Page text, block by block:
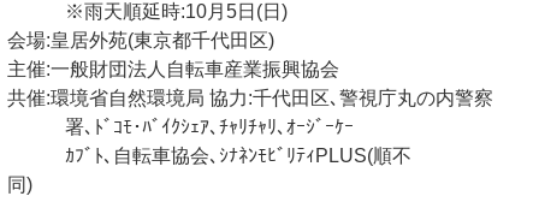
※雨天順延時:10月5日(日)
会場:皇居外苑(東京都千代田区)
主催:一般財団法人自転車産業振興協会
共催:環境省自然環境局 協力:千代田区､警視庁丸の内警察
署､ﾄﾞｺﾓ･ﾊﾞｲｸｼｪｱ､ﾁｬﾘﾁｬﾘ､ｵｰｼﾞｰｹｰ
ｶﾌﾞﾄ､自転車協会､ｼﾅﾈﾝﾓﾋﾞﾘﾃｨPLUS(順不
同)